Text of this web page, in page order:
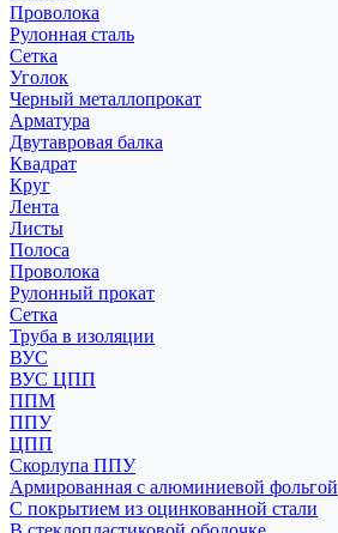
Проволока
Рулонная сталь
Сетка
Уголок
Черный металлопрокат
Арматура
Двутавровая балка
Квадрат
Круг
Лента
Листы
Полоса
Проволока
Рулонный прокат
Сетка
Труба в изоляции
ВУС
ВУС ЦПП
ППМ
ППУ
ЦПП
Скорлупа ППУ
Армированная с алюминиевой фольгой
С покрытием из оцинкованной стали